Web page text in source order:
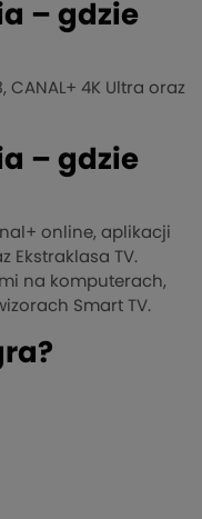
– gdzie
CANAL+ 4K Ultra oraz
– gdzie
online, aplikacji
Ekstraklasa TV.
na komputerach,
Smart TV.